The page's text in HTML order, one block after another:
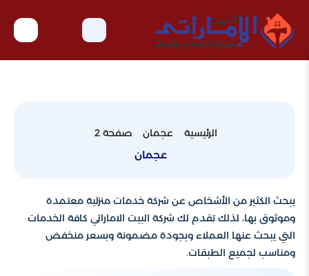
الرئيسية عجمان صفحة 2
عجمان
يبحث الكثير من الأشخاص عن شركة خدمات منزلية معتمدة
وموثوق بها، لذلك تقدم لك شركة البيت الاماراتي كافة الخدمات
التي يبحث عنها العملاء وبجودة مضمونة وبسعر منخفض
ومناسب لجميع الطبقات.